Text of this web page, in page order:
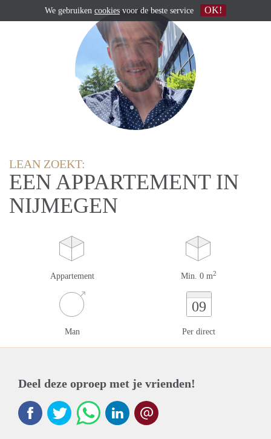
LEAN ZOEKT:
EEN APPARTEMENT IN
NIJMEGEN
Appartement Min. 0 m2
Man
09
Per direct
Deel deze oproep met je vrienden!
We gebruiken cookies voor de beste service OK!